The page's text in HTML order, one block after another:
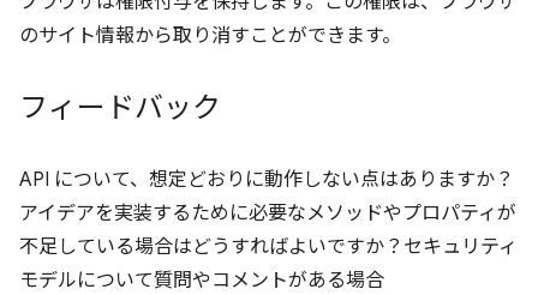
のサイト情報から取り消すことができます。
フィードバック
API について、想定どおりに動作しない点はありますか？
アイデアを実装するために必要なメソッドやプロパティが
不足している場合はどうすればよいですか？セキュリティ
モデルについて質問やコメントがある場合